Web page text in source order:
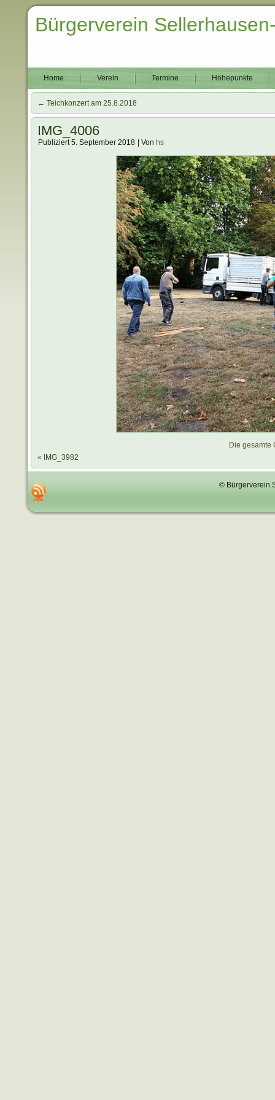
Bürgerverein
Home Verein Termine Höhepunkte
← Teichkonzert am 25.8.2018
IMG_4006
Publiziert 5. September 2018 Von hs
Die gesamte
«
IMG_3982
© Bürgerverein